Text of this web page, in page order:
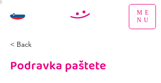
ME
NU
< Back
Podravka paštete